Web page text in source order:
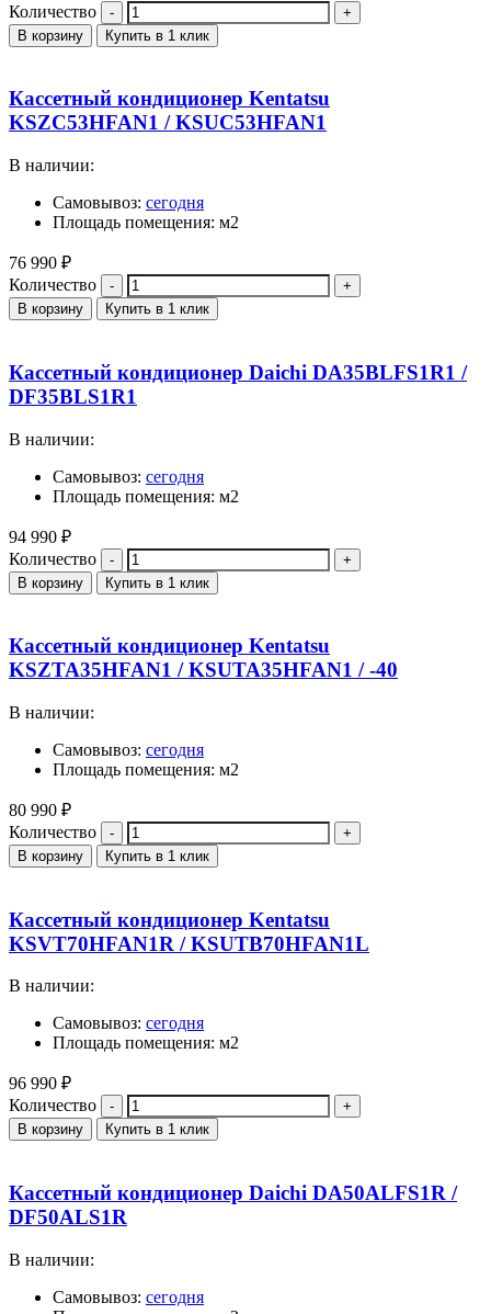
Количество
В корзину Купить в 1 клик
Кассетный кондиционер Kentatsu
KSZC53HFAN1 / KSUC53HFAN1
В наличии:
Самовывоз: сегодня
Площадь помещения: м2
76 990 ₽
Количество
В корзину Купить в 1 клик
Кассетный кондиционер Daichi DA35BLFS1R1 /
DF35BLS1R1
В наличии:
Самовывоз: сегодня
Площадь помещения: м2
94 990 ₽
Количество
В корзину Купить в 1 клик
Кассетный кондиционер Kentatsu
KSZTA35HFAN1 / KSUTA35HFAN1 / -40
В наличии:
Самовывоз: сегодня
Площадь помещения: м2
80 990 ₽
Количество
В корзину Купить в 1 клик
Кассетный кондиционер Kentatsu
KSVT70HFAN1R / KSUTB70HFAN1L
В наличии:
Самовывоз: сегодня
Площадь помещения: м2
96 990 ₽
Количество
В корзину Купить в 1 клик
Кассетный кондиционер Daichi DA50ALFS1R /
DF50ALS1R
В наличии:
Самовывоз: сегодня